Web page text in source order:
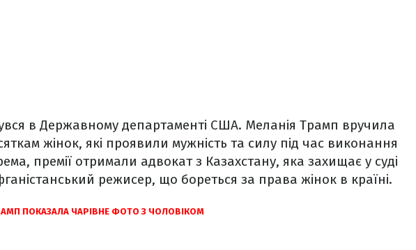
в Державному департаменті США. Меланія Трамп вручила
жінок, які проявили мужність та силу під час виконання
премії отримали адвокат з Казахстану, яка захищає у суді
режисер, що бореться за права жінок в країні.
ПОКАЗАЛА ЧАРІВНЕ ФОТО З ЧОЛОВІКОМ